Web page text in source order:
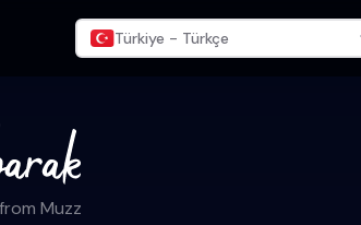
Türkiye - Türkçe
from Muzz